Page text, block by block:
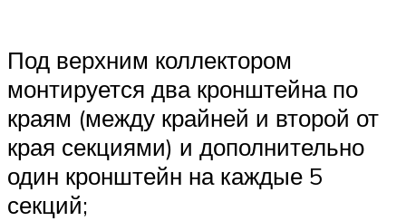
Под верхним коллектором
монтируется два кронштейна по
краям (между крайней и второй от
края секциями) и дополнительно
один кронштейн на каждые 5
секций;